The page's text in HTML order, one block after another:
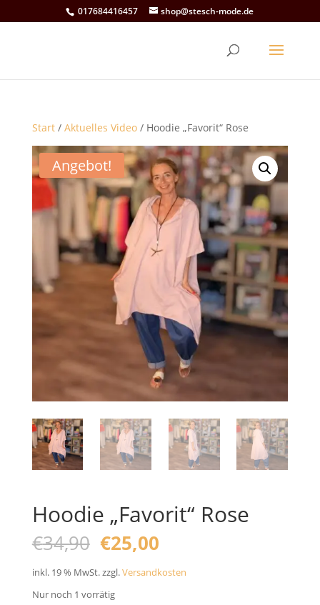
017684416457 shop@stesch-mode.de
Start/ Aktuelles Video/ Hoodie „Favorit“ Rose
Angebot!
Hoodie „Favorit“ Rose
€34,90 Ursprünglicher
Preis
war:
€34,90
€25,00Aktueller
ist:
inkl. 19 % MwSt.zzgl.Versandkosten
Nur noch 1 vorrätig